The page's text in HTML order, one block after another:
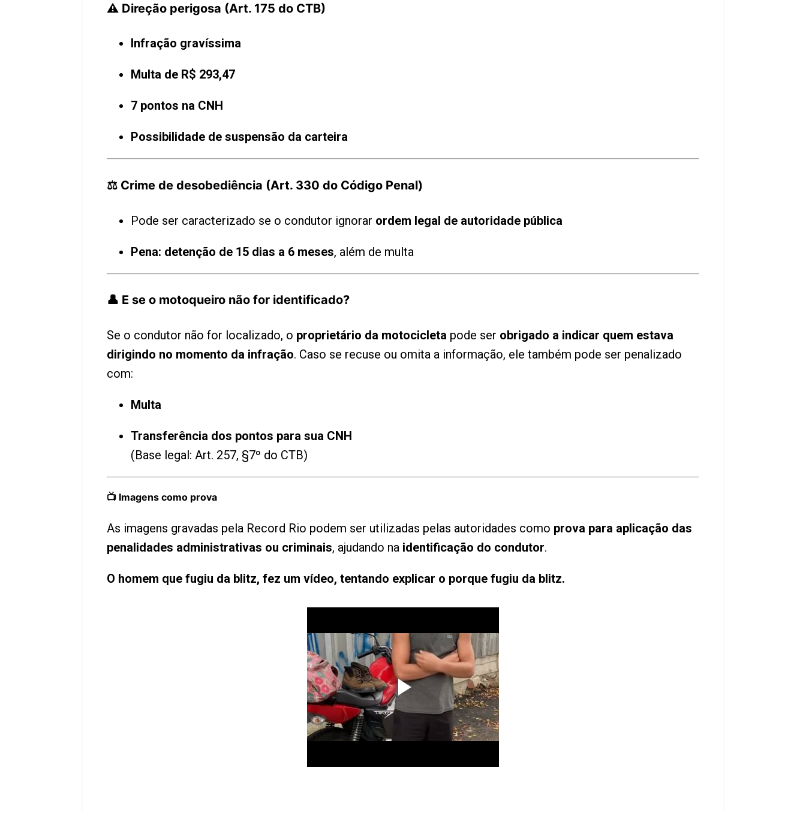
⚠️ Direção perigosa (Art. 175 do CTB)
Infração gravíssima
Multa de R$ 293,47
7 pontos na CNH
Possibilidade de suspensão da carteira
⚖️ Crime de desobediência (Art. 330 do Código Penal)
Pode ser caracterizado se o condutor ignorar ordem legal de autoridade pública
Pena: detenção de 15 dias a 6 meses, além de multa
👤 E se o motoqueiro não for identificado?
Se o condutor não for localizado, o proprietário da motocicleta pode ser obrigado a indicar quem estava
dirigindo no momento da infração. Caso se recuse ou omita a informação, ele também pode ser penalizado
com:
Multa
Transferência dos pontos para sua CNH
(Base legal: Art. 257, §7º do CTB)
📺 Imagens como prova
As imagens gravadas pela Record Rio podem ser utilizadas pelas autoridades como prova para aplicação das
penalidades administrativas ou criminais, ajudando na identificação do condutor.
O homem que fugiu da blitz, fez um vídeo, tentando explicar o porque fugiu da blitz.